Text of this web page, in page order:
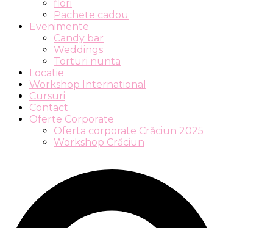
flori
Pachete cadou
Evenimente
Candy bar
Weddings
Torturi nunta
Locatie
Workshop International
Cursuri
Contact
Oferte Corporate
Oferta corporate Crăciun 2025
Workshop Crăciun